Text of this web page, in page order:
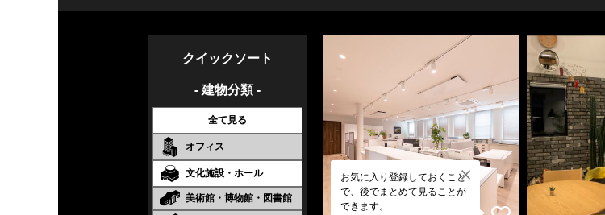
クイックソート
- 建物分類 -
全て見る
オフィス
文化施設・ホール
美術館・博物館・図書館
お気に入り登録しておくこと
で、後でまとめて見ることが
できます。